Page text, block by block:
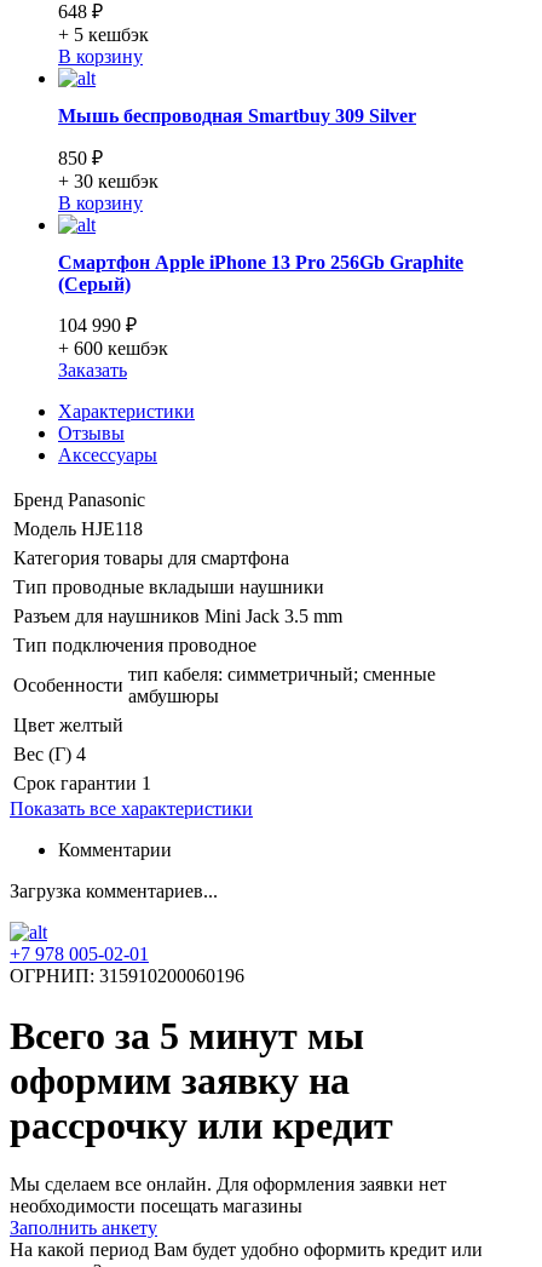
648 ₽
+ 5 кешбэк
В корзину
Мышь беспроводная Smartbuy 309 Silver
850 ₽
+ 30 кешбэк
В корзину
Смартфон Apple iPhone 13 Pro 256Gb Graphite
(Серый)
104 990 ₽
+ 600 кешбэк
Заказать
Характеристики
Отзывы
Аксессуары
Бренд Panasonic
Модель HJE118
Категория товары для смартфона
Тип проводные вкладыши наушники
Разъем для наушников Mini Jack 3.5 mm
Тип подключения проводное
Особенности
тип кабеля: симметричный; сменные
амбушюры
Цвет желтый
Вес (Г) 4
Срок гарантии 1
Показать все характеристики
Комментарии
Загрузка комментариев...
+7 978 005-02-01
ОГРНИП: 315910200060196
Всего за 5 минут мы
оформим заявку на
рассрочку или кредит
Мы сделаем все онлайн. Для оформления заявки нет
необходимости посещать магазины
Заполнить анкету
На какой период Вам будет удобно оформить кредит или